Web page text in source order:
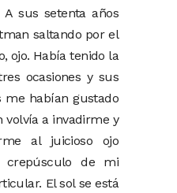
sus setenta años
saltando por el
ojo. Había tenido la
ocasiones y sus
me habían gustado
a invadirme y
al juicioso ojo
crepúsculo de mi
El sol se está